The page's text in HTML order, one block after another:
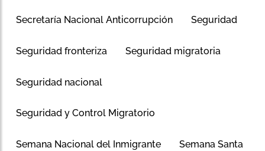
Secretaría Nacional Anticorrupción Seguridad
Seguridad fronteriza Seguridad migratoria
Seguridad nacional
Seguridad y Control Migratorio
Semana Nacional del Inmigrante Semana Santa